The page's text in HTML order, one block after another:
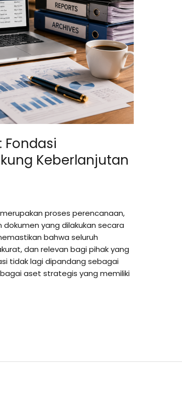
Keberlanjutan
proses perencanaan,
yang dilakukan secara
bahwa seluruh
dan relevan bagi pihak yang
tidak lagi dipandang sebagai
aset strategis yang memiliki